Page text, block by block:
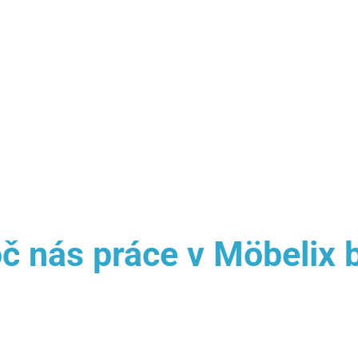
nás práce v Möbelix